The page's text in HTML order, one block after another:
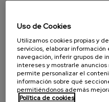
intergeneracionales
Ametxe: Cooperativa
Bizkaia).
Axuntase: Cohusing
Asturias).
Calico: Care and
Alemania).
Uso de Cookies
Utilizamos cookies propias y
servicios, elaborar
navegación, inferir grupos de
intereses y mostrarle
permite personalizar el
información sobre qué
permitiéndonos además
Política de cookies